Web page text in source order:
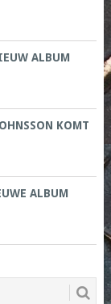
ALBUM
KOMT
ALBUM